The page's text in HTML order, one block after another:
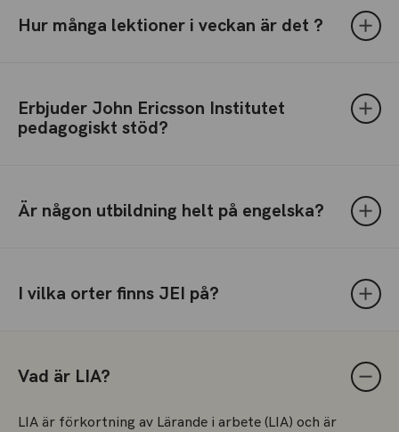
Hur många lektioner i veckan är det ?
Erbjuder John Ericsson Institutet
pedagogiskt stöd?
Är någon utbildning helt på engelska?
I vilka orter finns JEI på?
Vad är LIA?
LIA är förkortning av Lärande i arbete (LIA) och är